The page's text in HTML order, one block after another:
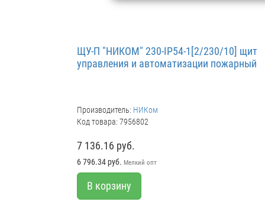
ЩУ-П "НИКОМ" 230-IP54-1[2/230/10] щит
управления и автоматизации пожарный
Производитель: НИКом
Код товара: 7956802
7 136.16 руб.
6 796.34 руб. Мелкий опт
В корзину